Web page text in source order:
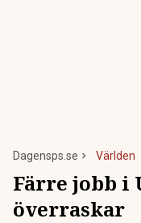
Dagensps.se Världen
Färre jobb i
överraskar